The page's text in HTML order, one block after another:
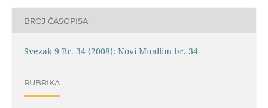
BROJ ČASOPISA
Svezak 9 Br. 34 (2008): Novi Muallim br. 34
RUBRIKA